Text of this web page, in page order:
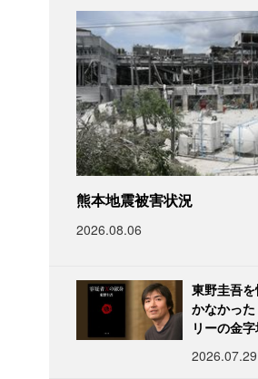
熊本地震被害状況
2026.08.06
東野圭吾
かなかっ
リーの金
2026.07.29